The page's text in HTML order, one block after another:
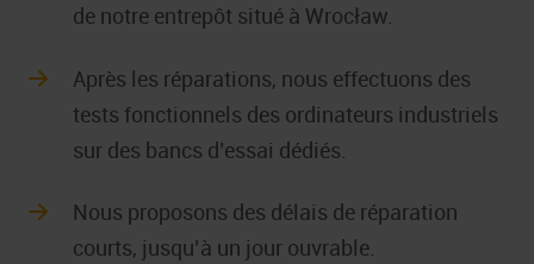
de notre entrepôt situé à Wrocław.
Après les réparations, nous effectuons des
tests fonctionnels des ordinateurs industriels
sur des bancs d’essai dédiés.
Nous proposons des délais de réparation
courts, jusqu’à un jour ouvrable.